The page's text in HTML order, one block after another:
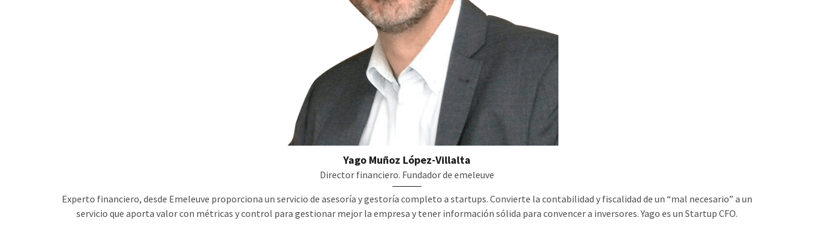
Yago Muñoz López-Villalta
Director financiero. Fundador de emeleuve
Experto financiero, desde Emeleuve proporciona un servicio de asesoría y gestoría completo a startups. Convierte la contabilidad y fiscalidad de un “mal necesario” a un
servicio que aporta valor con métricas y control para gestionar mejor la empresa y tener información sólida para convencer a inversores. Yago es un Startup CFO.